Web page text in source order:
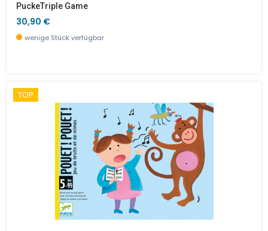
PuckeTriple Game
30,90 €
wenige Stück verfügbar
TOP